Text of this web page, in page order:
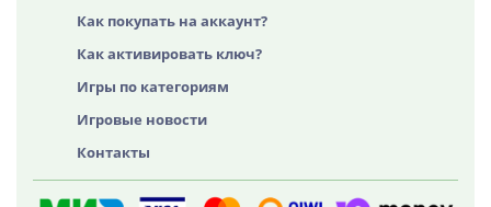
Как покупать на аккаунт?
Как активировать ключ?
Игры по категориям
Игровые новости
Контакты